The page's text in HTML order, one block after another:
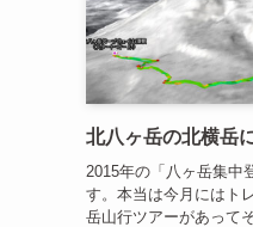
北八ヶ岳の北横岳
2015年の「八ヶ岳集中
す。本当は今月にはト
岳山行ツアーがあって